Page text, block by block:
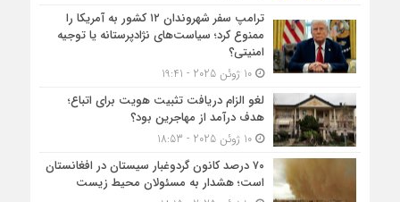
ترامپ سفر شهروندان ۱۲ کشور به آمریکا را
ممنوع کرد؛ سیاست‌های نژادپرستانه یا توجیه
امنیتی؟
10 ژوئن 2025 - 19:41
لغو الزام دریافت تثبیت هویت برای اتباع؛
هدف درآمد از مهاجرین بود؟
10 ژوئن 2025 - 18:53
۷۰ درصد کانون گردوغبار سیستان در افغانستان
است؛ هشدار به مسئولان محیط زیست